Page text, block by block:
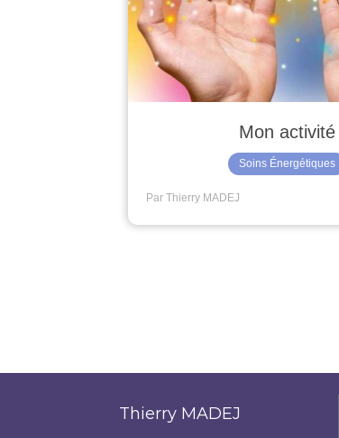
Mon activité
Soins Énergétiques
Par Thierry MADEJ
Thierry MADEJ